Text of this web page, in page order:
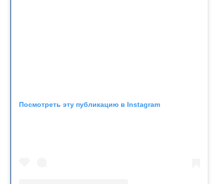
Посмотреть эту публикацию в Instagram